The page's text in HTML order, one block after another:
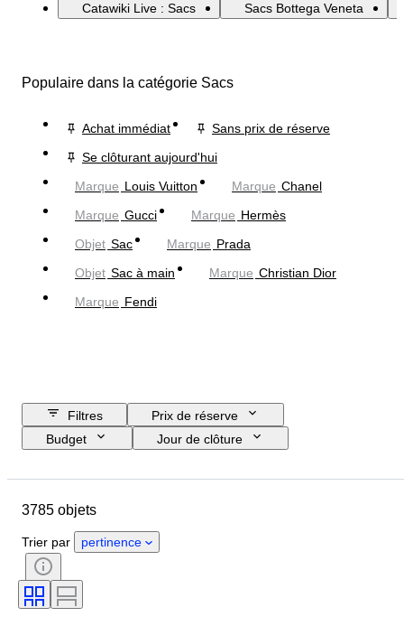
Catawiki Live : Sacs Sacs Bottega Veneta
Populaire dans la catégorie Sacs
Achat immédiat
Sans prix de réserve
Se clôturant aujourd'hui
Marque Louis Vuitton Marque Chanel
Marque Gucci Marque Hermès
Objet Sac Marque Prada
Objet Sac à main Marque Christian Dior
Marque Fendi
Filtres
Prix de réserve
Budget
Jour de clôture
Pays d’origine
Genre
État
Couleur
Motif
Taille de l’article
3785 objets
Trier par pertinence